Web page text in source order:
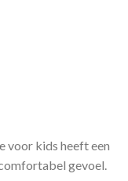
voor kids heeft een
gevoel.